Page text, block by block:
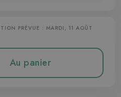
PRÉVUE : MARDI, 11 AOÛT
Au panier